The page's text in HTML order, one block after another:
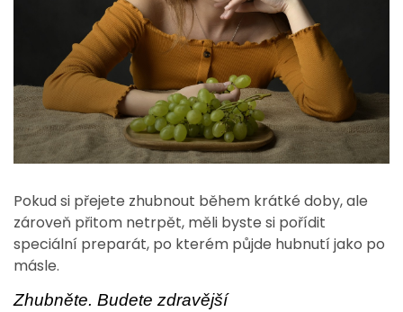
Pokud si přejete zhubnout během krátké doby, ale
zároveň přitom netrpět, měli byste si pořídit
speciální preparát, po kterém půjde hubnutí jako po
másle.
Zhubněte. Budete zdravější